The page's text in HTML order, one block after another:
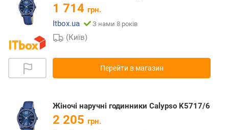
1 714 грн.
Itbox.ua
З нами 8 років
(Київ)
Перейти в магазин
Жіночі наручні годинники Calypso K5717/6
2 205 грн.